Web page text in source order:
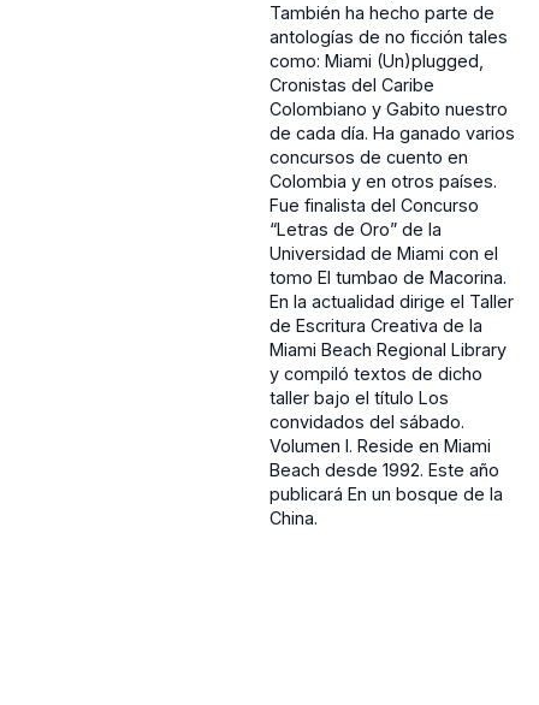
También ha hecho parte de
antologías de no ficción tales
como: Miami (Un)plugged,
Cronistas del Caribe
Colombiano y Gabito nuestro
de cada día. Ha ganado varios
concursos de cuento en
Colombia y en otros países.
Fue finalista del Concurso
“Letras de Oro” de la
Universidad de Miami con el
tomo El tumbao de Macorina.
En la actualidad dirige el Taller
de Escritura Creativa de la
Miami Beach Regional Library
y compiló textos de dicho
taller bajo el título Los
convidados del sábado.
Volumen I. Reside en Miami
Beach desde 1992. Este año
publicará En un bosque de la
China.